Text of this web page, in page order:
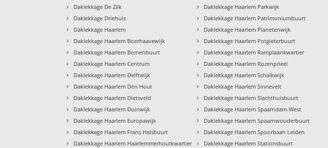
› Daklekkage De Zilk
› Daklekkage Driehuis
› Daklekkage Haarlem
› Daklekkage Haarlem Boerhaavewijk
› Daklekkage Haarlem Bomenbuurt
› Daklekkage Haarlem Centrum
› Daklekkage Haarlem Delftwijk
› Daklekkage Haarlem Den Hout
› Daklekkage Haarlem Dietsveld
› Daklekkage Haarlem Duinwijk
› Daklekkage Haarlem Europawijk
› Daklekkage Haarlem Frans Halsbuurt
› Daklekkage Haarlem Haarlemmerhoutkwartier
› Daklekkage Haarlem Parkwijk
› Daklekkage Haarlem Patrimoniumbuurt
› Daklekkage Haarlem Planetenwijk
› Daklekkage Haarlem Potgieterbuurt
› Daklekkage Haarlem Ramplaankwartier
› Daklekkage Haarlem Rozenprieel
› Daklekkage Haarlem Schalkwijk
› Daklekkage Haarlem Sinnevelt
› Daklekkage Haarlem Slachthuisbuurt
› Daklekkage Haarlem Spaarndam-West
› Daklekkage Haarlem Spaarnwouderbuurt
› Daklekkage Haarlem Spoorbaan Leiden
› Daklekkage Haarlem Stationsbuurt